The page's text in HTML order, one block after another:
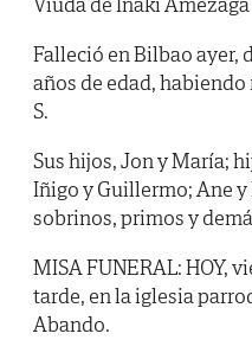
Falleció en Bilbao ayer,
años de edad, habiendo
S.
Sus hijos, Jon y María;
Iñigo y Guillermo; Ane
sobrinos, primos y
MISA FUNERAL: HOY,
tarde, en la iglesia
Abando.